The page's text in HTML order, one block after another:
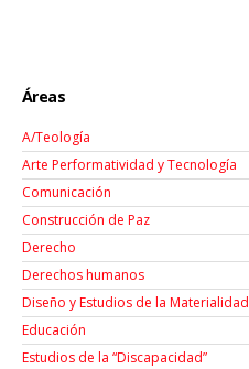
Áreas
A/Teología
Arte Performatividad y Tecnología
Comunicación
Construcción de Paz
Derecho
Derechos humanos
Diseño y Estudios de la Materialidad
Educación
Estudios de la “Discapacidad”